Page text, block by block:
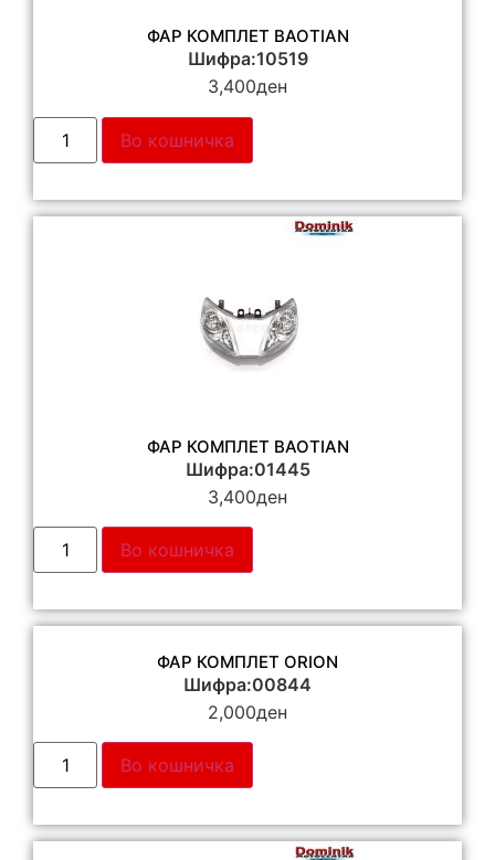
ФАР КОМПЛЕТ BAOTIAN
Шифра:10519
3,400ден
Во кошничка
ФАР КОМПЛЕТ BAOTIAN
Шифра:01445
3,400ден
Во кошничка
ФАР КОМПЛЕТ ORION
Шифра:00844
2,000ден
Во кошничка